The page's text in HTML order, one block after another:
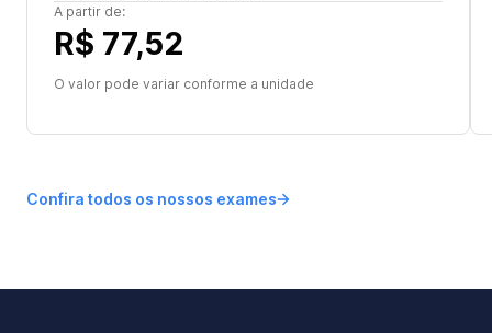
A partir de:
R$ 77,52
O valor pode variar conforme a unidade
Confira todos os nossos exames